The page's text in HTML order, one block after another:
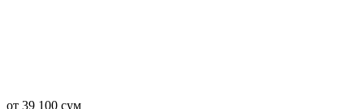
от 39 100 сум